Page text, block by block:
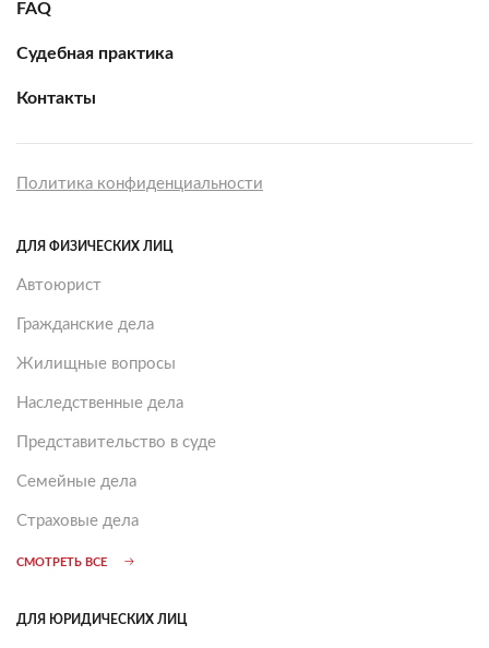
FAQ
Судебная практика
Контакты
Политика конфиденциальности
ДЛЯ ФИЗИЧЕСКИХ ЛИЦ
Автоюрист
Гражданские дела
Жилищные вопросы
Наследственные дела
Представительство в суде
Семейные дела
Страховые дела
СМОТРЕТЬ ВСЕ
ДЛЯ ЮРИДИЧЕСКИХ ЛИЦ